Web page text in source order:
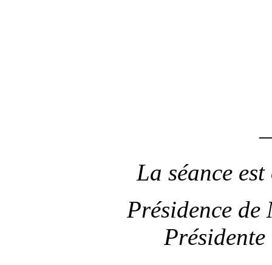
La séance
Présidence de